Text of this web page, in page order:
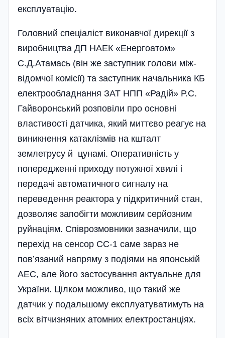
експлуатацію.
Головний спеціаліст виконавчої дирекції з
виробництва ДП НАЕК «Енергоатом»
С.Д.Атамась (він же заступник голови між­
відомчої комісії) та за­ступник начальника КБ
електрообладнання ЗАТ НПП «Радій» Р.С.
Гайворонський розповіли про основні
властивості датчика, який миттєво реагує на
виникнення катаклізмів на кшталт
землетрусу й цунамі. Оперативність у
попередженні приходу потужної хвилі і
передачі автоматичного сигналу на
переведення реактора у підкритичний стан,
дозволяє запобігти можливим серйозним
руйнаціям. Співрозмовники зазначили, що
перехід на сенсор СС-1 саме зараз не
пов’язаний напряму з поді­ями на японській
АЕС, але його застосування актуальне для
України. Цілком можливо, що такий же
датчик у подальшому експлуатуватимуть на
всіх вітчизняних атомних електростан­ціях.